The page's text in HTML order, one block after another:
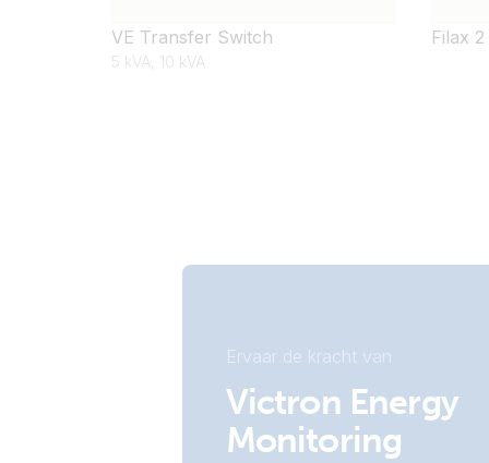
VE Transfer Switch
5 kVA, 10 kVA
Filax 2
Ervaar de kracht van
Victron Energy
Monitoring